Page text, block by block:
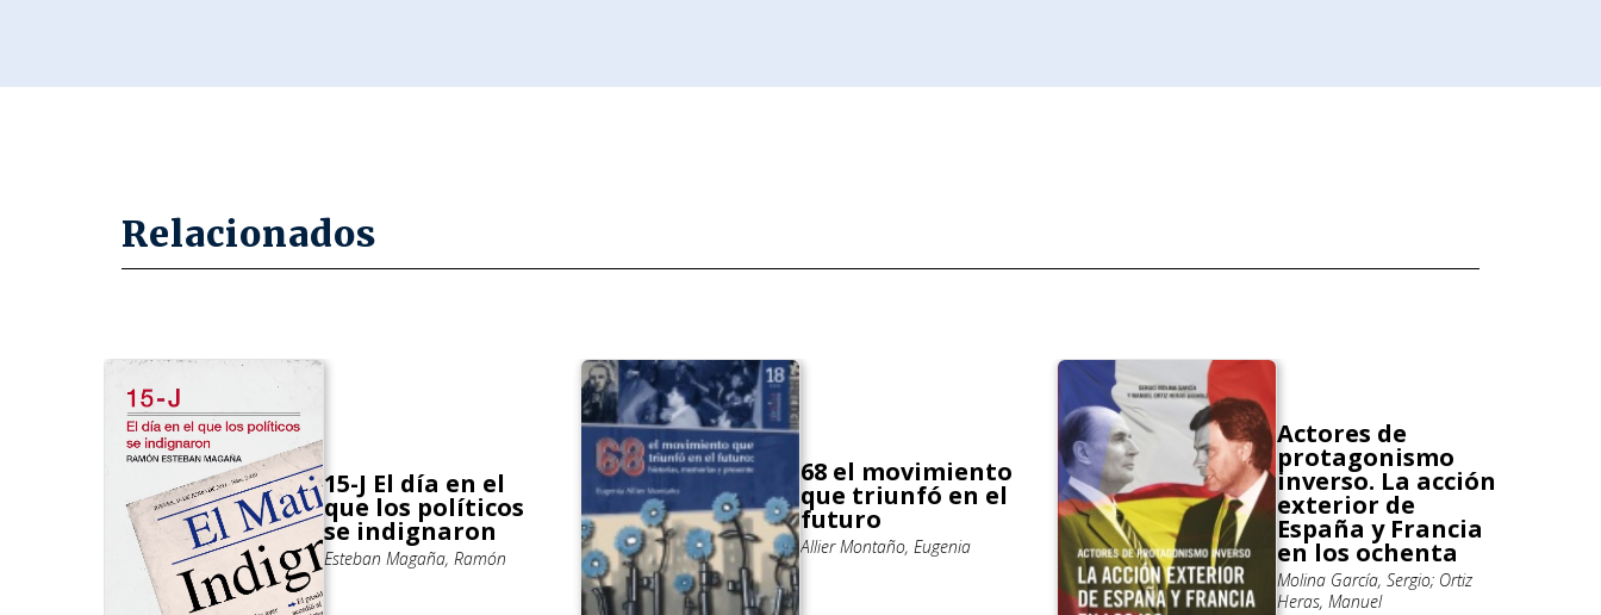
Relacionados
15-J El día en el
que los políticos
se indignaron
Esteban Magaña, Ramón
68 el movimiento
que triunfó en el
futuro
Allier Montaño, Eugenia
Actores de
protagonismo
inverso. La acción
exterior de
España y Francia
en los ochenta
Molina García, Sergio; Ortiz
Heras, Manuel